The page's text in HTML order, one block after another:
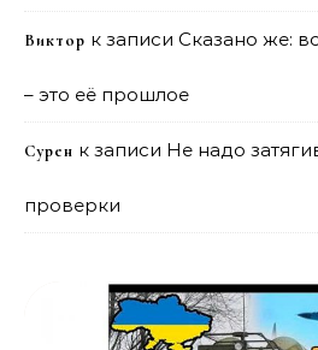
Виктор к записи Сказано же:
– это её прошлое
Сурен к записи Не надо
проверки